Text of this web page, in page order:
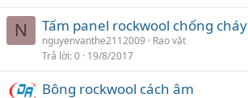
N Tấm panel rockwool chống cháy
nguyenvanthe2112009
Rao vặt
Trả lời 0 19/8/2017
Bông rockwool cách âm